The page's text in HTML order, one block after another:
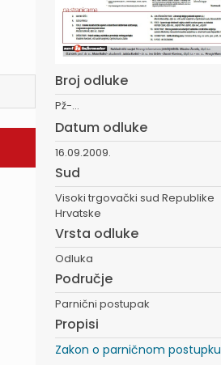
Broj odluke
Pž-...
Datum odluke
16.09.2009.
Sud
Visoki trgovački sud Republike
Hrvatske
Vrsta odluke
Odluka
Područje
Parnični postupak
Propisi
Zakon o parničnom postupku